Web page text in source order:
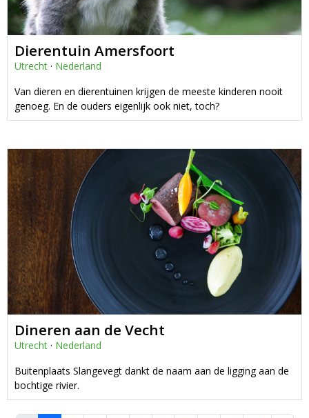
Dierentuin Amersfoort
Utrecht · Nederland
Van dieren en dierentuinen krijgen de meeste kinderen nooit
genoeg. En de ouders eigenlijk ook niet, toch?
Dineren aan de Vecht
Utrecht · Nederland
Buitenplaats Slangevegt dankt de naam aan de ligging aan de
bochtige rivier.